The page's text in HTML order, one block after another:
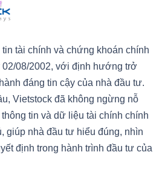
tài chính và chứng khoán chính
08/2002, với định hướng trở
đáng tin cậy của nhà đầu tư.
Vietstock đã không ngừng nỗ
tin và dữ liệu tài chính chính
giúp nhà đầu tư hiểu đúng, nhìn
định trong hành trình đầu tư của